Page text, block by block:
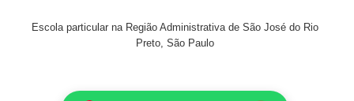
Escola particular na Região Administrativa de São José do Rio
Preto, São Paulo